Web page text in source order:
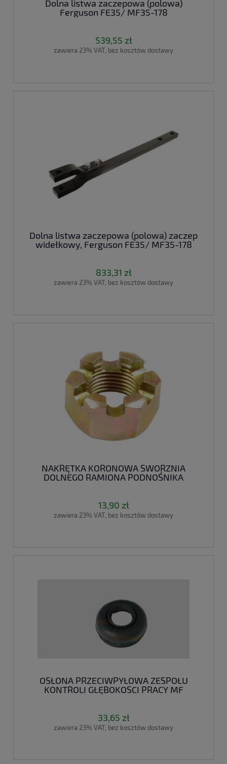
Dolna listwa zaczepowa (polowa)
Ferguson FE35/ MF35-178
539,55 zł
zawiera 23% VAT, bez kosztów dostawy
Dolna listwa zaczepowa (polowa) zaczep
widełkowy, Ferguson FE35/ MF35-178
833,31 zł
zawiera 23% VAT, bez kosztów dostawy
NAKRĘTKA KORONOWA SWORZNIA
DOLNEGO RAMIONA PODNOŚNIKA
13,90 zł
zawiera 23% VAT, bez kosztów dostawy
OSŁONA PRZECIWPYŁOWA ZESPOŁU
KONTROLI GŁĘBOKOSCI PRACY MF
33,65 zł
zawiera 23% VAT, bez kosztów dostawy